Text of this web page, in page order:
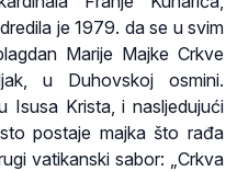
je 1979. da se u svim
Marije Majke Crkve
u Duhovskoj osmini.
Isusa Krista, i nasljedujući
postaje majka što rađa
vatikanski sabor: „Crkva